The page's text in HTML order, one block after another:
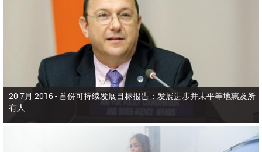
2015年，亚洲和太平洋有9800多万人在出生国以外生活，占全世界所有移
徙者的40%。在本区域，移徙者为侨居国和母国带来了多元化、活力和生产力，
为生产部门增加了价值，增进了家庭福祉，增强了国际收支。
20 7月 2016 -首份可持续发展目标报告：发展进步并未平等地惠及所
有人